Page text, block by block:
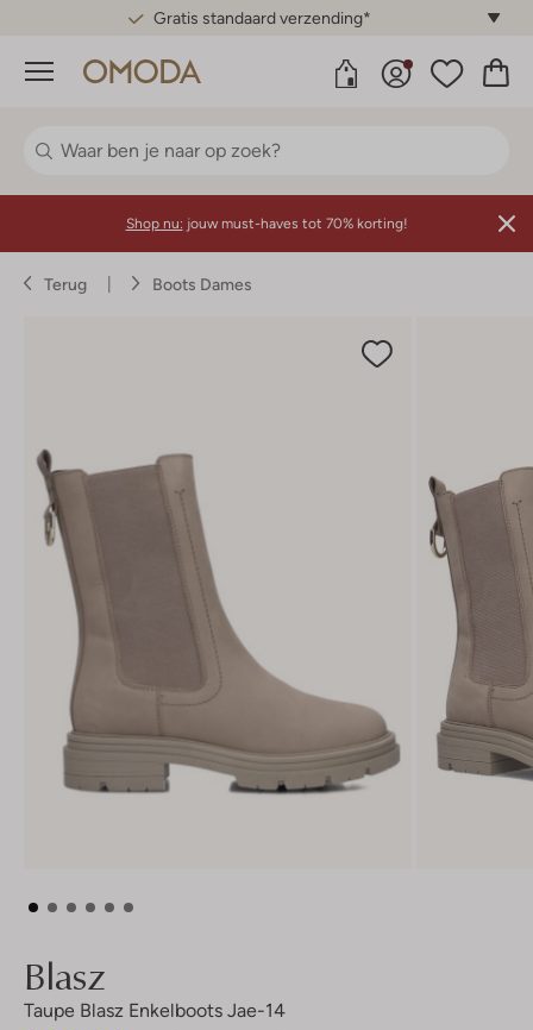
Gratis standaard verzending*
Menu
Shop nu: jouw must-haves tot 70% korting!
Terug Boots Dames
Blasz
Taupe Blasz Enkelboots Jae-14